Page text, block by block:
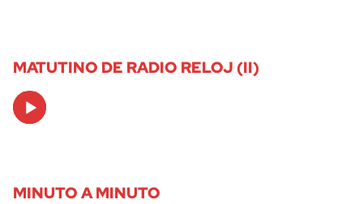
MATUTINO DE RADIO RELOJ (II)
Audio
Player
MINUTO A MINUTO